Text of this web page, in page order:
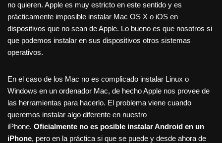
no quieren. Apple es muy estricto en este sentido y es
prácticamente imposible instalar Mac OS X o iOS en
dispositivos que no sean de Apple. Lo bueno es que nosotros si
que podemos instalar en sus dispositivos otros sistemas
operativos.
En el caso de los Mac no es complicado instalar Linux o
Windows en un ordenador Mac, de hecho Apple nos provee de
las herramientas para hacerlo. El problema viene cuando
queremos instalar algo diferente en nuestro
iPhone. Oficialmente no es posible instalar Android en un
iPhone, pero en la práctica si que se puede y desde ahora de